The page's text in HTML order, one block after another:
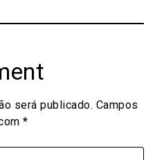
será publicado. Campos
*